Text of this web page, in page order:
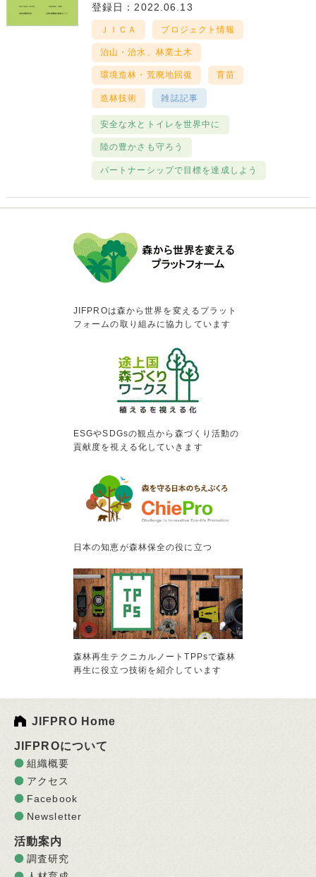
登録日：2022.06.13
ＪＩＣＡ プロジェクト情報
治山・治水、林業土木
環境造林・荒廃地回復 育苗
造林技術 雑誌記事
安全な水とトイレを世界中に
陸の豊かさも守ろう
パートナーシップで目標を達成しよう
JIFPROは森から世界を変えるプラット
フォームの取り組みに協力しています
ESGやSDGsの観点から森づくり活動の
貢献度を視える化していきます
日本の知恵が森林保全の役に立つ
森林再生テクニカルノートTPPsで森林
再生に役立つ技術を紹介しています
JIFPRO Home
JIFPROについて
組織概要
アクセス
Facebook
Newsletter
活動案内
調査研究